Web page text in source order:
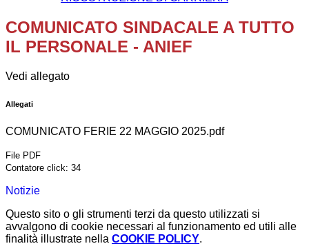
COMUNICATO SINDACALE A TUTTO
IL PERSONALE - ANIEF
Vedi allegato
Allegati
COMUNICATO FERIE 22 MAGGIO 2025.pdf
File PDF
Contatore click: 34
Notizie
Questo sito o gli strumenti terzi da questo utilizzati si
avvalgono di cookie necessari al funzionamento ed utili alle
finalità illustrate nella COOKIE POLICY.